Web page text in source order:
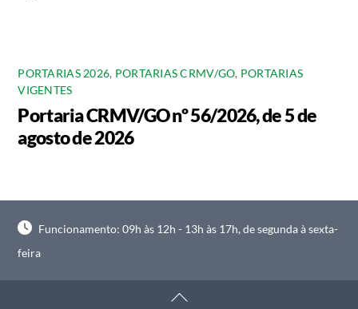
PORTARIAS 2026, PORTARIAS CRMV/GO, PORTARIAS
VIGENTES
Portaria CRMV/GO nº 56/2026, de 5 de
agosto de 2026
Funcionamento: 09h às 12h - 13h às 17h, de segunda à sexta-
feira
Back